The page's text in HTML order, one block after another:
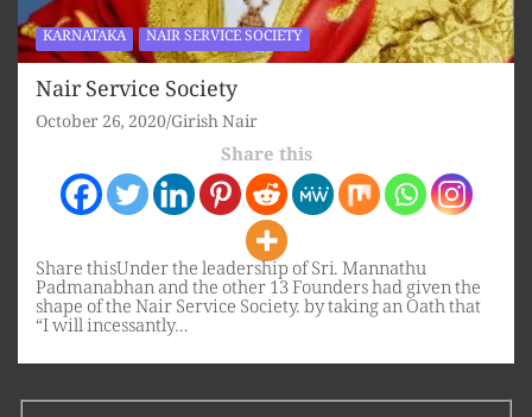
KARNATAKA NAIR SERVICE SOCIETY
Nair Service Society
October 26, 2020 Girish Nair
Share this
Share thisUnder the leadership of Sri. Mannathu
Padmanabhan and the other 13 Founders had given the
shape of the Nair Service Society. by taking an Oath that
“I will incessantly…